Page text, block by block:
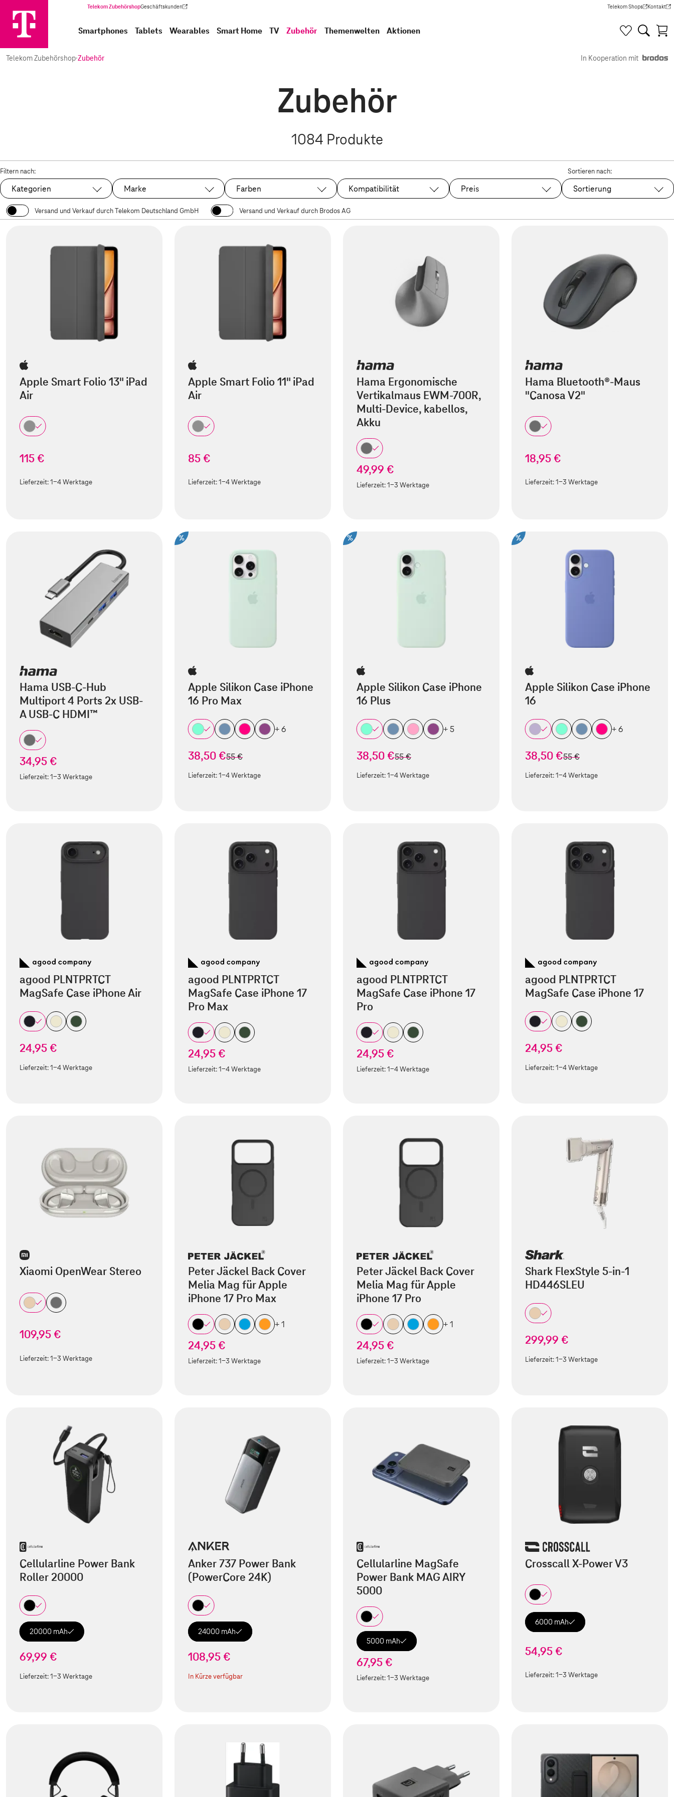
Telekom ZubehörshopGeschäftskunden
(Wird in einem neuen Tab geöffnet) Telekom Shops
(Wird in einem neuen Tab
Kontakt
(Wird in
Smartphones Tablets Wearables Smart Home TV Zubehör Themenwelten Aktionen
Telekom Zubehörshop·Zubehör In Kooperation mit
Zubehör
1084 Produkte
Filtern nach:
Kategorien Marke Farben Kompatibilität Preis
Sortieren nach:
Sortierung
Versand und Verkauf durch Telekom Deutschland GmbH Versand und Verkauf durch Brodos AG
Apple Smart Folio 13" iPad
Air
115 €
Lieferzeit:1-4 Werktage
Apple Smart Folio 11" iPad
Air
85 €
Lieferzeit:1-4 Werktage
Hama Ergonomische
Vertikalmaus EWM-700R,
Multi-Device, kabellos,
Akku
49,99 €
Lieferzeit:1-3 Werktage
Hama Bluetooth®-Maus
"Canosa V2"
18,95 €
Lieferzeit:1-3 Werktage
Hama USB-C-Hub
Multiport 4 Ports 2x USB-
A USB-C HDMI™
34,95 €
Lieferzeit:1-3 Werktage
%
Apple Silikon Case iPhone
16 Pro Max
+ 6
38,50 €statt
55 €
Lieferzeit:1-4 Werktage
%
Apple Silikon Case iPhone
16 Plus
+ 5
38,50 €statt
55 €
Lieferzeit:1-4 Werktage
%
Apple Silikon Case iPhone
16
+ 6
38,50 €statt
55 €
Lieferzeit:1-4 Werktage
agood PLNTPRTCT
MagSafe Case iPhone Air
24,95 €
Lieferzeit:1-4 Werktage
agood PLNTPRTCT
MagSafe Case iPhone 17
Pro Max
24,95 €
Lieferzeit:1-4 Werktage
agood PLNTPRTCT
MagSafe Case iPhone 17
Pro
24,95 €
Lieferzeit:1-4 Werktage
agood PLNTPRTCT
MagSafe Case iPhone 17
24,95 €
Lieferzeit:1-4 Werktage
Xiaomi OpenWear Stereo
109,95 €
Lieferzeit:1-3 Werktage
Peter Jäckel Back Cover
Melia Mag für Apple
iPhone 17 Pro Max
+ 1
24,95 €
Lieferzeit:1-3 Werktage
Peter Jäckel Back Cover
Melia Mag für Apple
iPhone 17 Pro
+ 1
24,95 €
Lieferzeit:1-3 Werktage
Shark FlexStyle 5-in-1
HD446SLEU
299,99 €
Lieferzeit:1-3 Werktage
Cellularline Power Bank
Roller 20000
20000 mAh
69,99 €
Lieferzeit:1-3 Werktage
Anker 737 Power Bank
(PowerCore 24K)
24000 mAh
108,95 €
In Kürze verfügbar
Cellularline MagSafe
Power Bank MAG AIRY
5000
5000 mAh
67,95 €
Lieferzeit:1-3 Werktage
Crosscall X-Power V3
6000 mAh
54,95 €
Lieferzeit:1-3 Werktage